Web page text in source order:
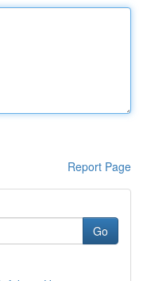
Report Page
Go